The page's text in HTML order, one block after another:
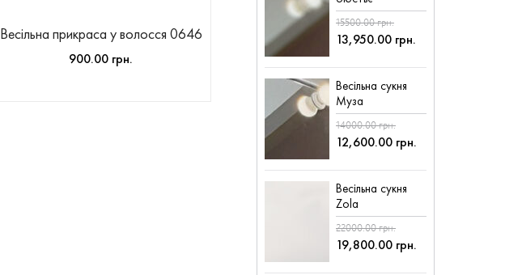
Весільна прикраса у волосся 0646
900.00 грн.
15500.00 грн.
13,950.00 грн.
Весільна сукня
Муза
14000.00 грн.
12,600.00 грн.
Весільна сукня
Zola
22000.00 грн.
19,800.00 грн.